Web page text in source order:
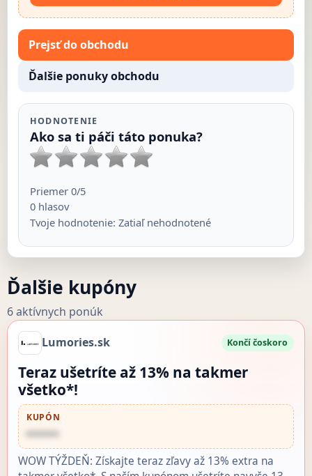
Prejsť do obchodu
Ďalšie ponuky obchodu
HODNOTENIE
Ako sa ti páči táto ponuka?
Priemer 0/5
0hlasov
Tvoje hodnotenie: Zatiaľ nehodnotené
Ďalšie kupóny
6 aktívnych ponúk
Lumories.sk Končí čoskoro
Teraz ušetríte až 13% na takmer
všetko*!
KUPÓN
••••••
WOW TÝŽDEŇ: Získajte teraz zľavy až 13% extra na